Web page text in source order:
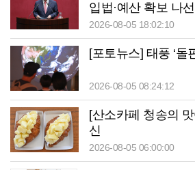
입법·예산 확보 나
2026-08-05 18:02:10
[포토뉴스] 태풍 ‘돌
2026-08-05 08:24:12
[산소카페 청송의
신
2026-08-05 06:00:00